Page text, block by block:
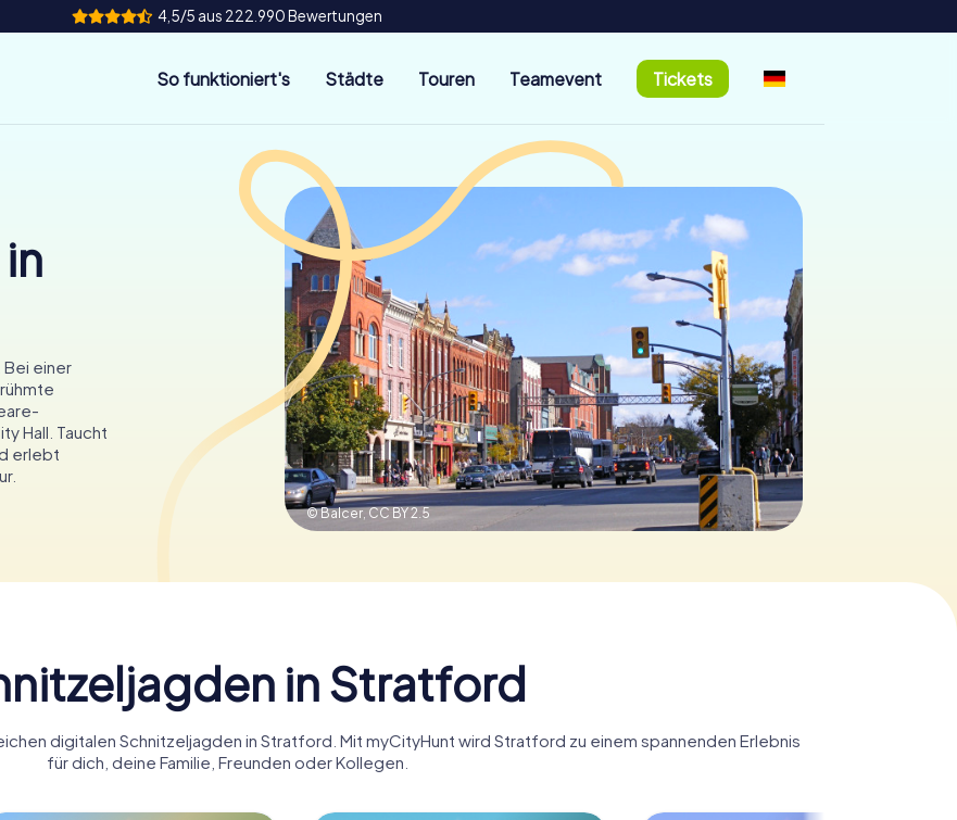
4,5/5 aus 222.990 Bewertungen
So funktioniert's Städte Touren Teamevent Tickets
einer
Hall. Taucht
erlebt
© Balcer, CC BY 2.5
in Stratford
digitalen Schnitzeljagden in Stratford. Mit myCityHunt wird Stratford zu einem spannenden Erlebnis
für dich, deine Familie, Freunden oder Kollegen.